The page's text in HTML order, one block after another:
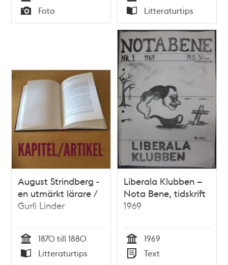
Tid
Typ
Foto Tid
Typ
Litteraturtips
August Strindberg -
en utmärkt lärare /
Gurli Linder
Tid
1870 till 1880
Litteraturtips
Liberala Klubben –
Nota Bene, tidskrift
1969
Tid
1969
Text